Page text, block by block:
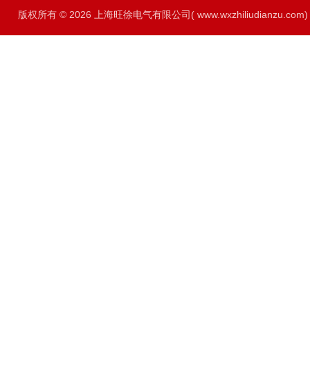
版权所有 © 2026 上海旺徐电气有限公司(